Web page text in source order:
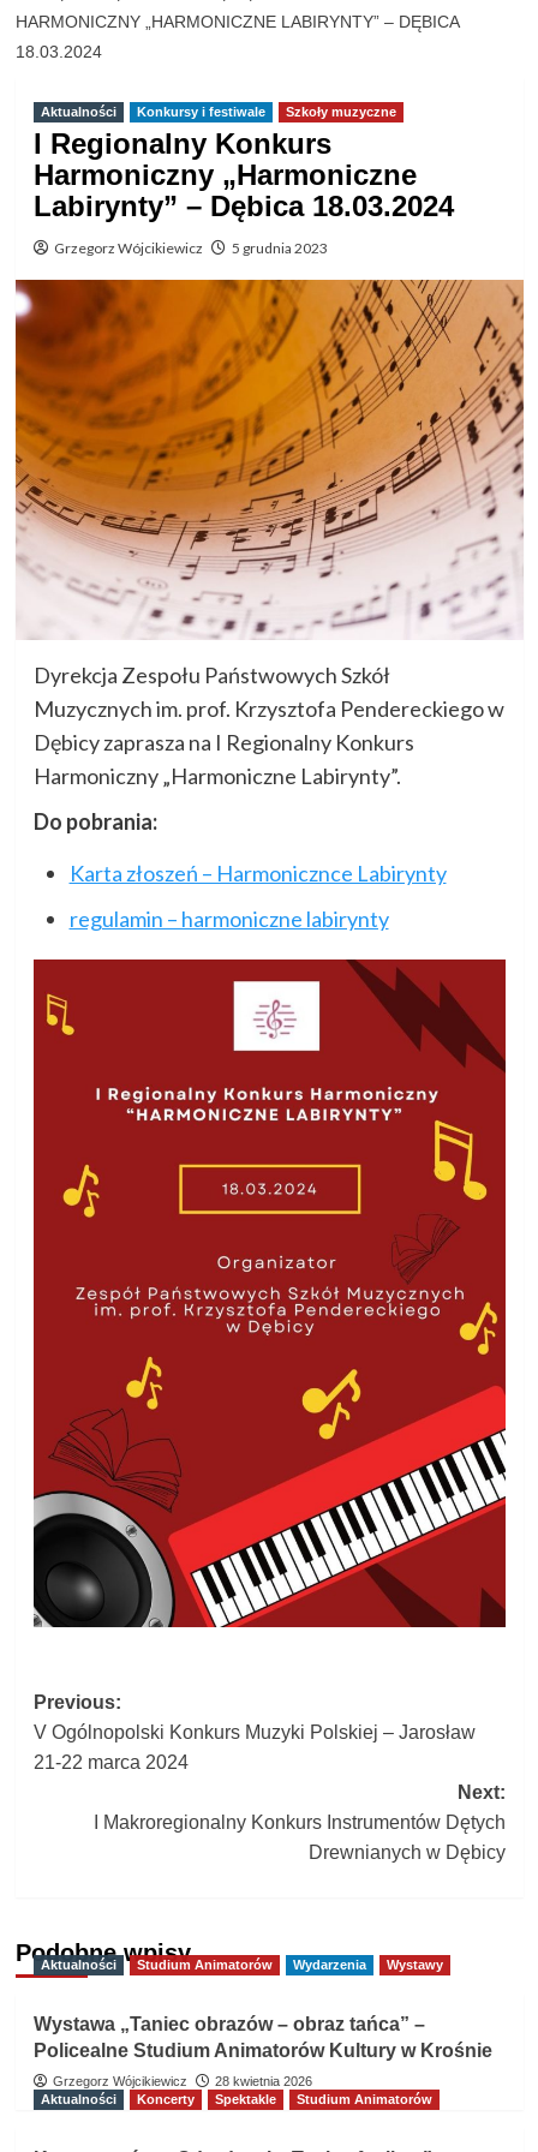
HARMONICZNY „HARMONICZNE LABIRYNTY” – DĘBICA
18.03.2024
Aktualności Konkursy i festiwale Szkoły muzyczne
I Regionalny Konkurs
Harmoniczny „Harmoniczne
Labirynty” – Dębica 18.03.2024
Grzegorz Wójcikiewicz 5 grudnia 2023
Dyrekcja Zespołu Państwowych Szkół
Muzycznych im. prof. Krzysztofa Pendereckiego w
Dębicy zaprasza na I Regionalny Konkurs
Harmoniczny „Harmoniczne Labirynty”.
Do pobrania:
Karta złoszeń – Harmonicznce Labirynty
regulamin – harmoniczne labirynty
Post
navigation
Previous:
V Ogólnopolski Konkurs Muzyki Polskiej – Jarosław
21-22 marca 2024
Next:
I Makroregionalny Konkurs Instrumentów Dętych
Drewnianych w Dębicy
Podobne wpisy
Aktualności Studium Animatorów Wydarzenia Wystawy
Wystawa „Taniec obrazów – obraz tańca” –
Policealne Studium Animatorów Kultury w Krośnie
Grzegorz Wójcikiewicz
28 kwietnia 2026
Aktualności
Koncerty Spektakle Studium Animatorów